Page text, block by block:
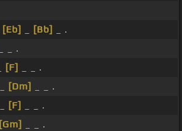
[Eb] [Bb]
_ .
_ _ .
[F]
_ _ .
[Dm]
_ _ .
[F]
_ _ .
[Gm]
_ _ .